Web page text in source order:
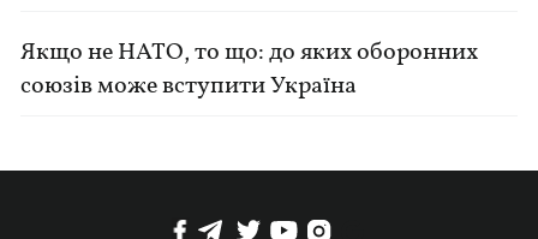
Якщо не НАТО, то що: до яких оборонних
союзів може вступити Україна